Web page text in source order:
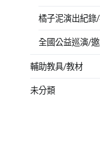
橘子泥演出紀錄
全國公益巡演/
輔助教具/教材
未分類